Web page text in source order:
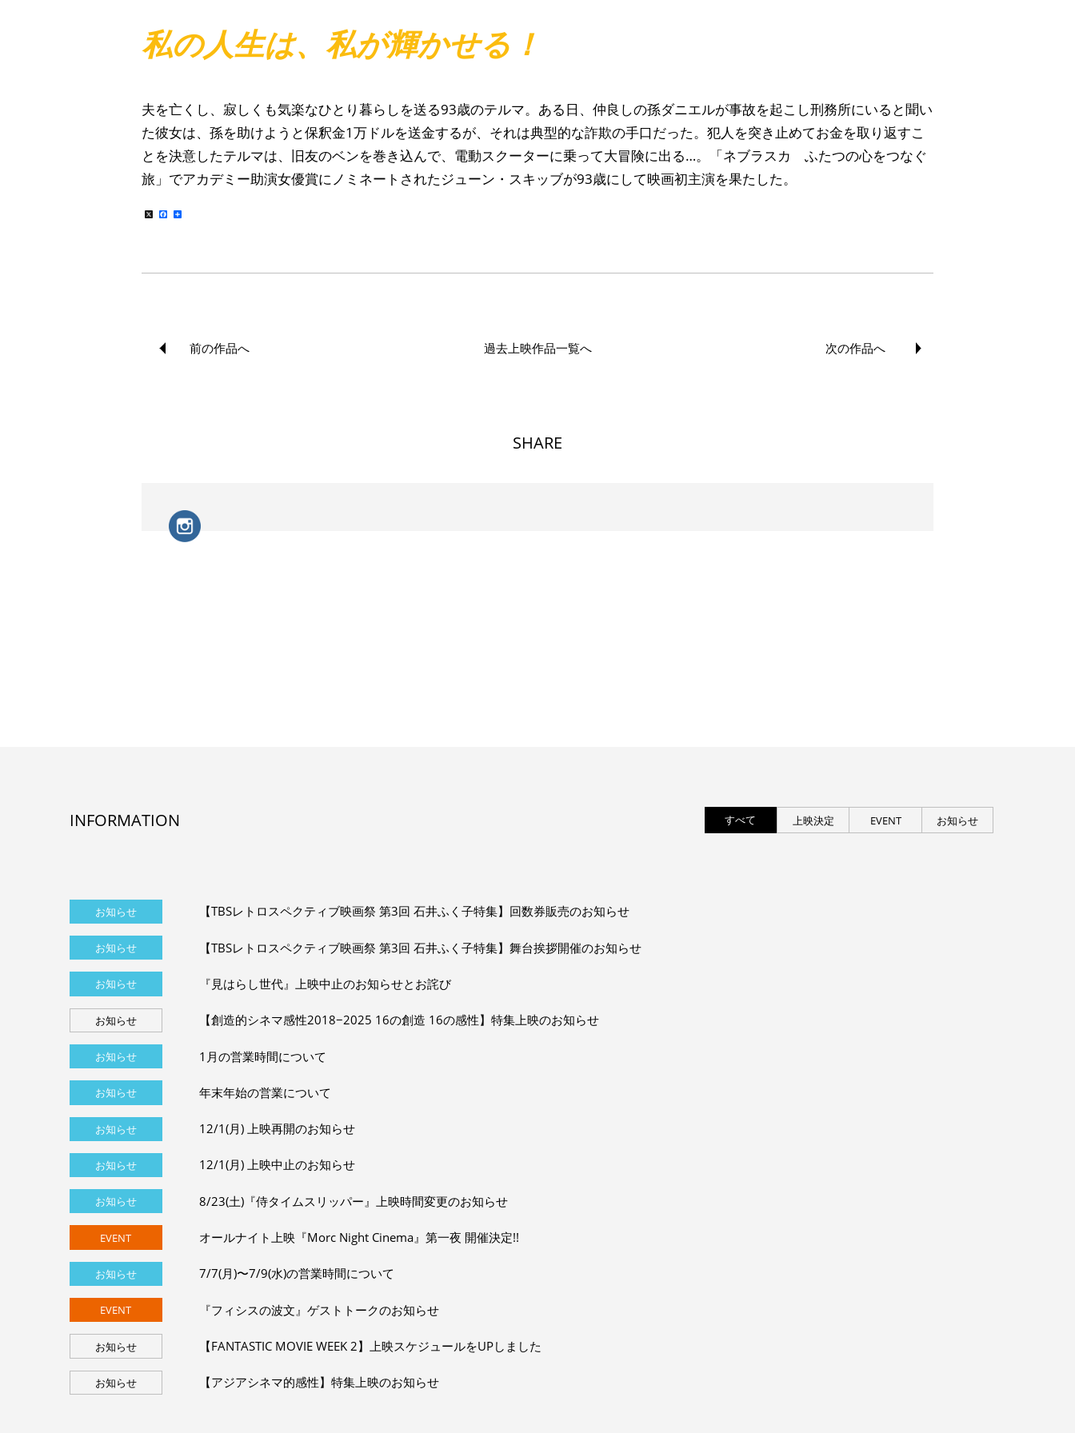
私の人生は、私が輝かせる！
夫を亡くし、寂しくも気楽なひとり暮らしを送る93歳のテルマ。ある日、仲良しの孫ダニエルが事故を起こし刑務所にいると聞い
た彼女は、孫を助けようと保釈金1万ドルを送金するが、それは典型的な詐欺の手口だった。犯人を突き止めてお金を取り返すこ
とを決意したテルマは、旧友のベンを巻き込んで、電動スクーターに乗って大冒険に出る…。「ネブラスカ ふたつの心をつなぐ
旅」でアカデミー助演女優賞にノミネートされたジューン・スキッブが93歳にして映画初主演を果たした。
X Facebook
前の作品へ 過去上映作品一覧へ 次の作品へ
SHARE
INFORMATION すべて 上映決定 EVENT お知らせ
お知らせ 【TBSレトロスペクティブ映画祭 第3回 石井ふく子特集】回数券販売のお知らせ
お知らせ 【TBSレトロスペクティブ映画祭 第3回 石井ふく子特集】舞台挨拶開催のお知らせ
お知らせ 『見はらし世代』上映中止のお知らせとお詫び
お知らせ 【創造的シネマ感性2018−2025 16の創造 16の感性】特集上映のお知らせ
お知らせ 1月の営業時間について
お知らせ 年末年始の営業について
お知らせ 12/1(月) 上映再開のお知らせ
お知らせ 12/1(月) 上映中止のお知らせ
お知らせ 8/23(土)『侍タイムスリッパー』上映時間変更のお知らせ
EVENT オールナイト上映『Morc Night Cinema』第一夜 開催決定!!
お知らせ 7/7(月)〜7/9(水)の営業時間について
EVENT 『フィシスの波文』ゲストトークのお知らせ
お知らせ 【FANTASTIC MOVIE WEEK 2】上映スケジュールをUPしました
お知らせ 【アジアシネマ的感性】特集上映のお知らせ